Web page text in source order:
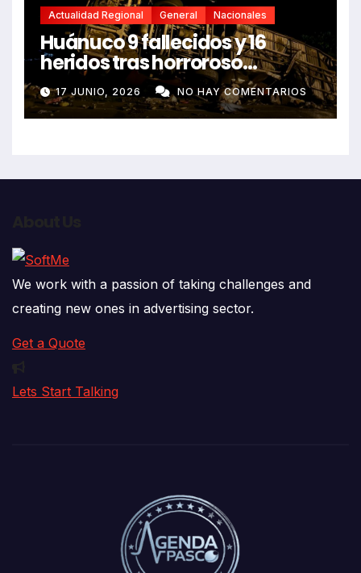
Actualidad Regional General Nacionales
Huánuco 9 fallecidos y 16
heridos tras horroroso
despiste de bus Real Chancas
que impactó contra vivienda
17 JUNIO, 2026 NO HAY COMENTARIOS
We work with a passion of taking challenges and
creating new ones in advertising sector.
Get a Quote
Lets Start Talking